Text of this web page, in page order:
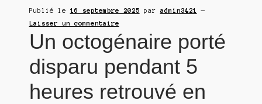
Publié le 16 septembre 2025 paradmin3421
—
Laisser un commentaire
Un octogénaire porté
disparu pendant 5
heures retrouvé en